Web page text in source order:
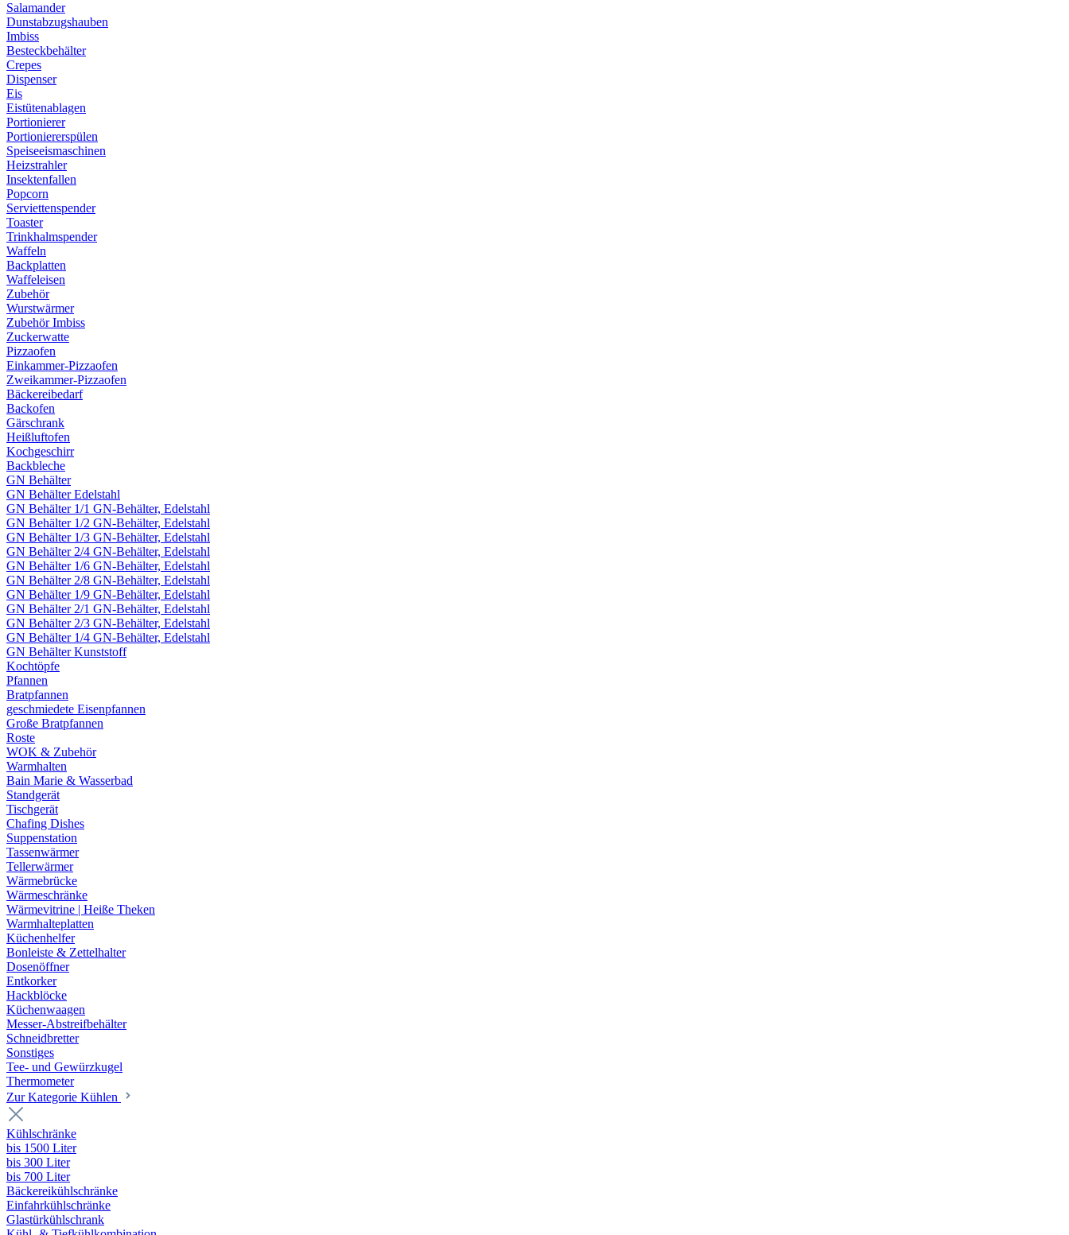
Salamander
Dunstabzugshauben
Imbiss
Besteckbehälter
Crepes
Dispenser
Eis
Eistütenablagen
Portionierer
Portioniererspülen
Speiseeismaschinen
Heizstrahler
Insektenfallen
Popcorn
Serviettenspender
Toaster
Trinkhalmspender
Waffeln
Backplatten
Waffeleisen
Zubehör
Wurstwärmer
Zubehör Imbiss
Zuckerwatte
Pizzaofen
Einkammer-Pizzaofen
Zweikammer-Pizzaofen
Bäckereibedarf
Backofen
Gärschrank
Heißluftofen
Kochgeschirr
Backbleche
GN Behälter
GN Behälter Edelstahl
GN Behälter 1/1 GN-Behälter, Edelstahl
GN Behälter 1/2 GN-Behälter, Edelstahl
GN Behälter 1/3 GN-Behälter, Edelstahl
GN Behälter 2/4 GN-Behälter, Edelstahl
GN Behälter 1/6 GN-Behälter, Edelstahl
GN Behälter 2/8 GN-Behälter, Edelstahl
GN Behälter 1/9 GN-Behälter, Edelstahl
GN Behälter 2/1 GN-Behälter, Edelstahl
GN Behälter 2/3 GN-Behälter, Edelstahl
GN Behälter 1/4 GN-Behälter, Edelstahl
GN Behälter Kunststoff
Kochtöpfe
Pfannen
Bratpfannen
geschmiedete Eisenpfannen
Große Bratpfannen
Roste
WOK & Zubehör
Warmhalten
Bain Marie & Wasserbad
Standgerät
Tischgerät
Chafing Dishes
Suppenstation
Tassenwärmer
Tellerwärmer
Wärmebrücke
Wärmeschränke
Wärmevitrine | Heiße Theken
Warmhalteplatten
Küchenhelfer
Bonleiste & Zettelhalter
Dosenöffner
Entkorker
Hackblöcke
Küchenwaagen
Messer-Abstreifbehälter
Schneidbretter
Sonstiges
Tee- und Gewürzkugel
Thermometer
Zur Kategorie Kühlen
Kühlschränke
bis 1500 Liter
bis 300 Liter
bis 700 Liter
Bäckereikühlschränke
Einfahrkühlschränke
Glastürkühlschrank